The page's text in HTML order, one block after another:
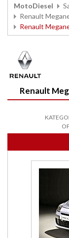
MotoDiesel
Renault
Renault
Renault